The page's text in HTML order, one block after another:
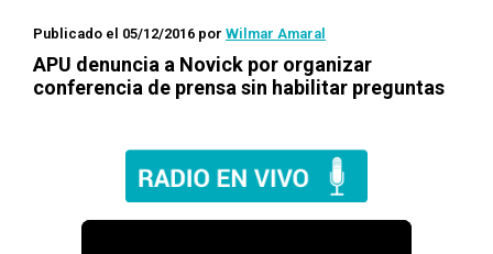
Publicado el 05/12/2016 por Wilmar Amaral
APU denuncia a Novick por organizar
conferencia de prensa sin habilitar preguntas